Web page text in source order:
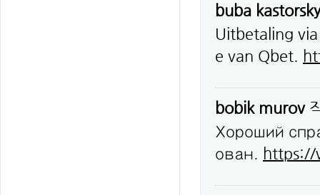
buba kastorsky
Uitbetaling
e van Qbet.
bobik murov
Хороший
ован.